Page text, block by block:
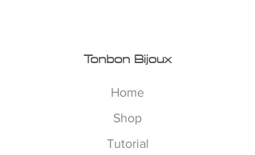
Tonbon Bijoux
Home
Shop
Tutorial